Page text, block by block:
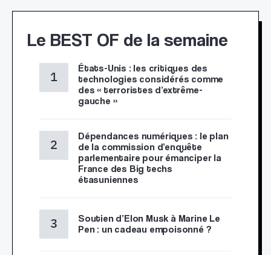
Le BEST OF de la semaine
États-Unis : les critiques des
technologies considérés comme
des « terroristes d’extrême-
gauche »
Dépendances numériques : le plan
de la commission d’enquête
parlementaire pour émanciper la
France des Big techs
étasuniennes
Soutien d’Elon Musk à Marine Le
Pen : un cadeau empoisonné ?